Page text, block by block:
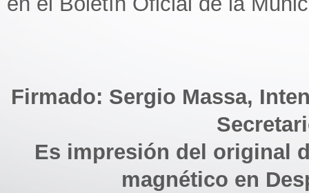
Firmado: Sergio Massa,
Es impresión del original
magnético en